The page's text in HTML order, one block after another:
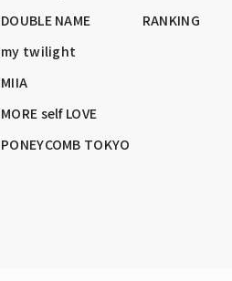
DOUBLE NAME
my twilight
MIIA
MORE self LOVE
PONEYCOMB TOKYO
RANKING